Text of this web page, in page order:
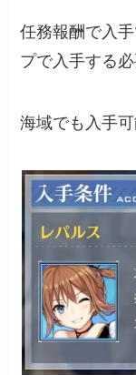
任務報酬で入
プで入手する
海域でも入手